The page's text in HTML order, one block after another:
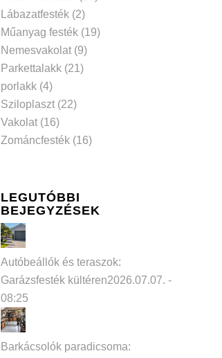
Lábazatfesték(2)
Műanyag festék(19)
Nemesvakolat(9)
Parkettalakk(21)
porlakk(4)
Sziloplaszt(22)
Vakolat(16)
Zománcfesték(16)
LEGUTÓBBI
BEJEGYZÉSEK
Autóbeállók és teraszok:
Garázsfesték kültéren2026.07.07. -
08:25
Barkácsolók paradicsoma: